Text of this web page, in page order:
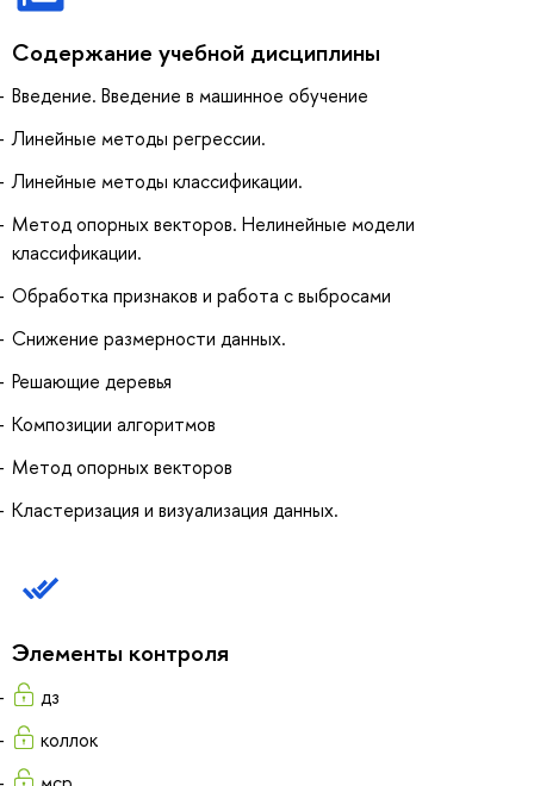
Содержание учебной дисциплины
Введение. Введение в машинное обучение
Линейные методы регрессии.
Линейные методы классификации.
Метод опорных векторов. Нелинейные модели
классификации.
Обработка признаков и работа с выбросами
Снижение размерности данных.
Решающие деревья
Композиции алгоритмов
Метод опорных векторов
Кластеризация и визуализация данных.
Элементы контроля
дз
коллок